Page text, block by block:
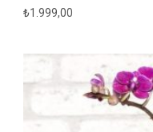
₺1.999,00